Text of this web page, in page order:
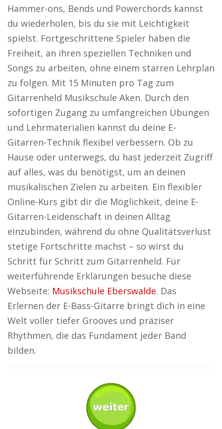
Hammer-ons, Bends und Powerchords kannst
du wiederholen, bis du sie mit Leichtigkeit
spielst. Fortgeschrittene Spieler haben die
Freiheit, an ihren speziellen Techniken und
Songs zu arbeiten, ohne einem starren Lehrplan
zu folgen. Mit 15 Minuten pro Tag zum
Gitarrenheld Musikschule Aken. Durch den
sofortigen Zugang zu umfangreichen Übungen
und Lehrmaterialien kannst du deine E-
Gitarren-Technik flexibel verbessern. Ob zu
Hause oder unterwegs, du hast jederzeit Zugriff
auf alles, was du benötigst, um an deinen
musikalischen Zielen zu arbeiten. Ein flexibler
Online-Kurs gibt dir die Möglichkeit, deine E-
Gitarren-Leidenschaft in deinen Alltag
einzubinden, während du ohne Qualitätsverlust
stetige Fortschritte machst – so wirst du
Schritt für Schritt zum Gitarrenheld. Für
weiterführende Erklärungen besuche diese
Webseite: Musikschule Eberswalde. Das
Erlernen der E-Bass-Gitarre bringt dich in eine
Welt voller tiefer Grooves und präziser
Rhythmen, die das Fundament jeder Band
bilden.